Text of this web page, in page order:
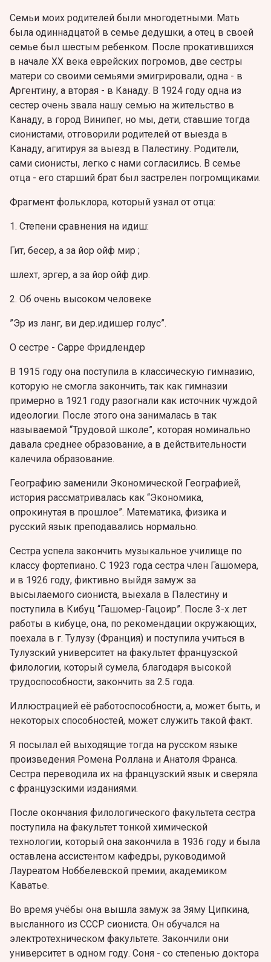
Семьи моих родителей были многодетными. Мать
была одиннадцатой в семье дедушки, а отец в своей
семье был шестым ребенком. После прокатившихся
в начале XX века еврейских погромов, две сестры
матери со своими семьями эмигрировали, одна - в
Аргентину, а вторая - в Канаду. В 1924 году одна из
сестер очень звала нашу семью на жительство в
Канаду, в город Винипег, но мы, дети, ставшие тогда
сионистами, отговорили родителей от выезда в
Канаду, агитируя за выезд в Палестину. Родители,
сами сионисты, легко с нами согласились. В семье
отца - его старший брат был застрелен погромщиками.
Фрагмент фольклора, который узнал от отца:
1. Степени сравнения на идиш:
Гит, бесер, а за йор ойф мир ;
шлехт, эргер, а за йор ойф дир.
2. Об очень высоком человеке
”Эр из ланг, ви дер.идишер голус”.
О сестре - Сарре Фридлендер
В 1915 году она поступила в классическую гимназию,
которую не смогла закончить, так как гимназии
примерно в 1921 году разогнали как источник чуждой
идеологии. После этого она занималась в так
называемой “Трудовой школе”, которая номинально
давала среднее образование, а в действительности
калечила образование.
Географию заменили Экономической Географией,
история рассматривалась как “Экономикa,
опрокинутaя в прошлое”. Математика, физика и
русский язык преподавались нормально.
Сестра успела закончить музыкальное училище по
классу фортепиано. С 1923 года сестра члeн Гашомера,
и в 1926 году, фиктивно выйдя замуж за
высылаемого cиониста, выехала в Палестину и
поступила в Кибуц “Гашомер-Гацоир”. После 3-х лет
работы в кибуце, она, по рекомендации окружающих,
поехала в г. Тулузу (Франция) и поступила учиться в
Тулузский университет на факультет французской
филологии, который сумела, благодаря высокой
трудоспособности, закончить за 2.5 года.
Иллюстрацией её работоспособности, а, может быть, и
некоторых способностей, может служить такой факт.
Я посылал ей выходящие тогда на русском языке
произведения Ромена Роллана и Анатоля Франса.
Сестра переводила их на французский язык и сверяла
с французскими изданиями.
После окончания филологического факультета сестра
поступила нa факультет тонкой химической
технологии, который она закончила в 1936 году и была
оставлена ассистентом кафедры, руководимой
Лауреатом Ноббелевской премии, академиком
Каватье.
Во время учёбы она вышла замуж за Зяму Ципкина,
высланного из СССР сиониста. Он обучался на
электротехническом факультете. Закончили они
университет в одном году. Соня - со степенью доктора